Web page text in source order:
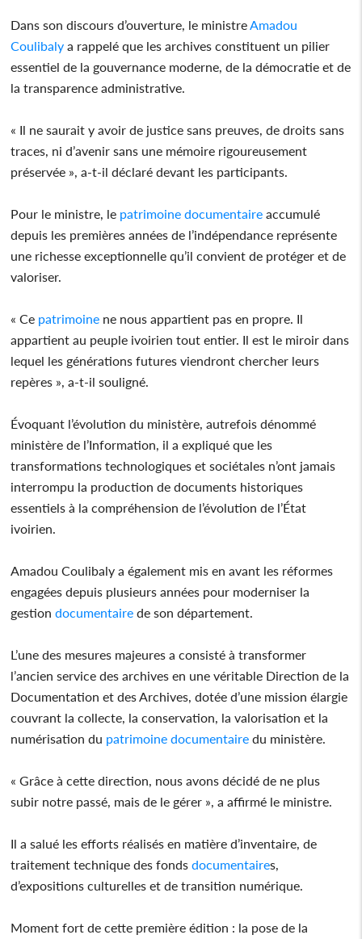
Dans son discours d’ouverture, le ministre Amadou
Coulibaly a rappelé que les archives constituent un pilier
essentiel de la gouvernance moderne, de la démocratie et de
la transparence administrative.
« Il ne saurait y avoir de justice sans preuves, de droits sans
traces, ni d’avenir sans une mémoire rigoureusement
préservée », a-t-il déclaré devant les participants.
Pour le ministre, le patrimoine documentaire accumulé
depuis les premières années de l’indépendance représente
une richesse exceptionnelle qu’il convient de protéger et de
valoriser.
« Ce patrimoine ne nous appartient pas en propre. Il
appartient au peuple ivoirien tout entier. Il est le miroir dans
lequel les générations futures viendront chercher leurs
repères », a-t-il souligné.
Évoquant l’évolution du ministère, autrefois dénommé
ministère de l’Information, il a expliqué que les
transformations technologiques et sociétales n’ont jamais
interrompu la production de documents historiques
essentiels à la compréhension de l’évolution de l’État
ivoirien.
Amadou Coulibaly a également mis en avant les réformes
engagées depuis plusieurs années pour moderniser la
gestion documentaire de son département.
L’une des mesures majeures a consisté à transformer
l’ancien service des archives en une véritable Direction de la
Documentation et des Archives, dotée d’une mission élargie
couvrant la collecte, la conservation, la valorisation et la
numérisation du patrimoine documentaire du ministère.
« Grâce à cette direction, nous avons décidé de ne plus
subir notre passé, mais de le gérer », a affirmé le ministre.
Il a salué les efforts réalisés en matière d’inventaire, de
traitement technique des fonds documentaires,
d’expositions culturelles et de transition numérique.
Moment fort de cette première édition : la pose de la